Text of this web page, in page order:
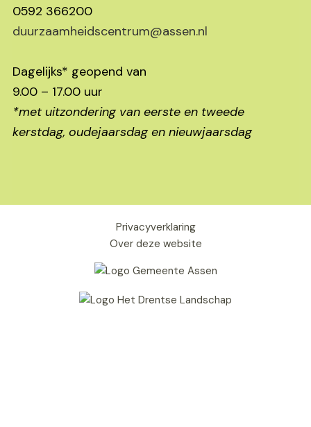
0592 366200
duurzaamheidscentrum@assen.nl
Dagelijks* geopend van
9.00 – 17.00 uur
*met uitzondering van eerste en tweede
kerstdag, oudejaarsdag en nieuwjaarsdag
Privacyverklaring
Over deze website